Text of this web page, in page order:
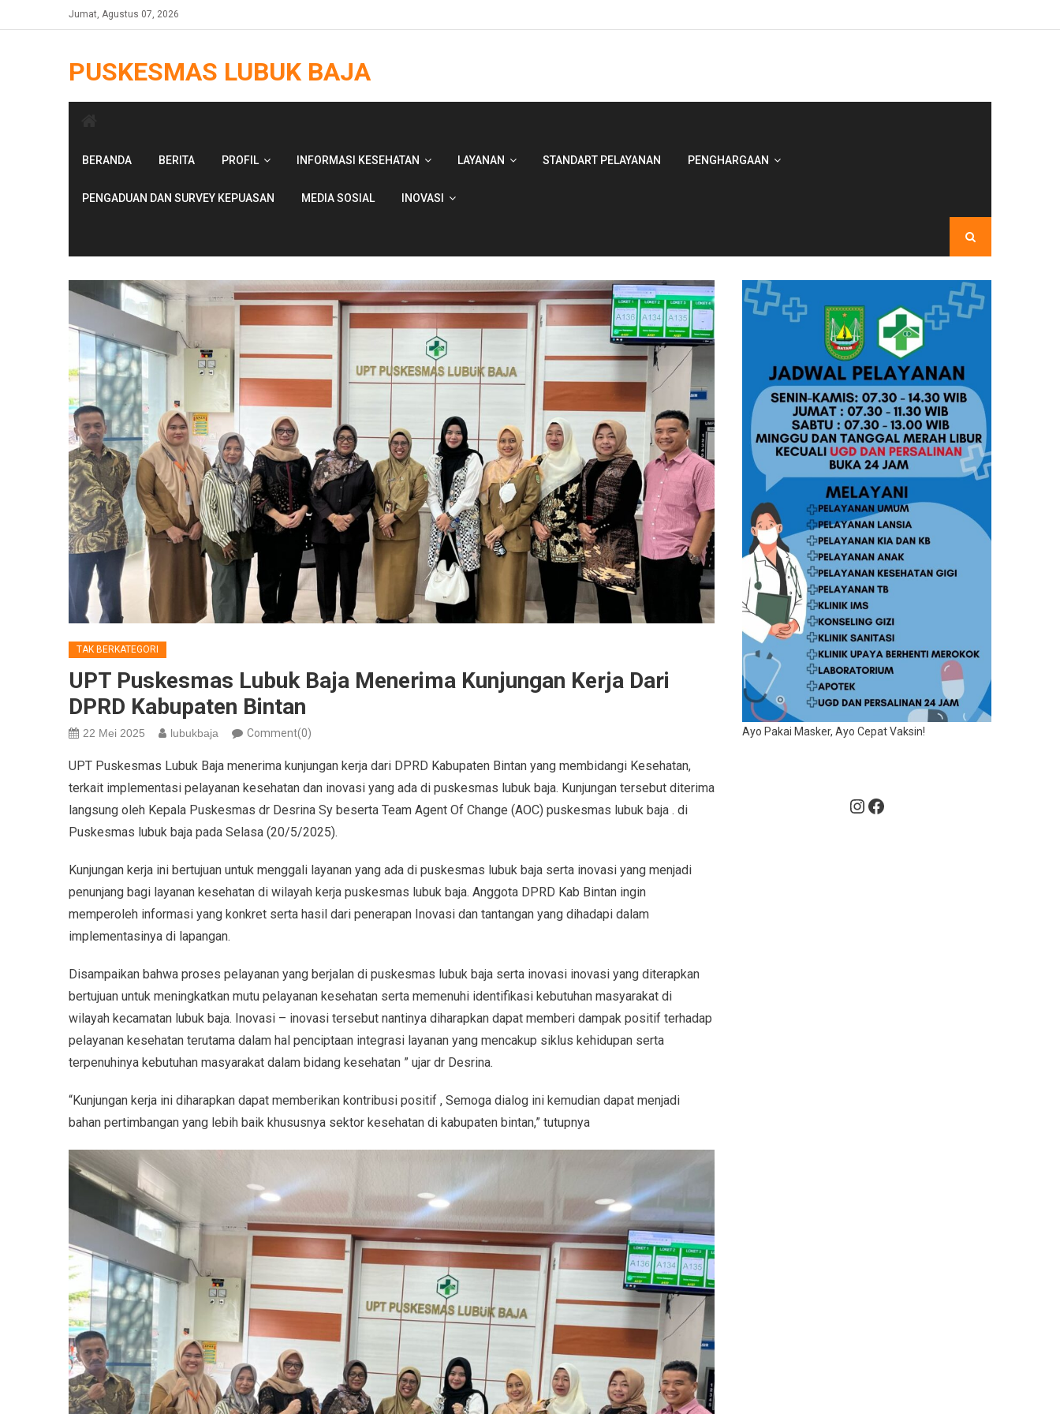
to
Jumat, Agustus 07, 2026
PUSKESMAS LUBUK BAJA
BERANDA BERITA PROFIL INFORMASI KESEHATAN LAYANAN STANDART PELAYANAN PENGHARGAAN
PENGADUAN DAN SURVEY KEPUASAN MEDIA SOSIAL INOVASI
TAK BERKATEGORI
UPT Puskesmas Lubuk Baja Menerima Kunjungan Kerja Dari
DPRD Kabupaten Bintan
22 Mei 2025 lubukbaja Comment(0)
UPT Puskesmas Lubuk Baja menerima kunjungan kerja dari DPRD Kabupaten Bintan yang membidangi Kesehatan,
terkait implementasi pelayanan kesehatan dan inovasi yang ada di puskesmas lubuk baja. Kunjungan tersebut diterima
langsung oleh Kepala Puskesmas dr Desrina Sy beserta Team Agent Of Change (AOC) puskesmas lubuk baja . di
Puskesmas lubuk baja pada Selasa (20/5/2025).
Kunjungan kerja ini bertujuan untuk menggali layanan yang ada di puskesmas lubuk baja serta inovasi yang menjadi
penunjang bagi layanan kesehatan di wilayah kerja puskesmas lubuk baja. Anggota DPRD Kab Bintan ingin
memperoleh informasi yang konkret serta hasil dari penerapan Inovasi dan tantangan yang dihadapi dalam
implementasinya di lapangan.
Disampaikan bahwa proses pelayanan yang berjalan di puskesmas lubuk baja serta inovasi inovasi yang diterapkan
bertujuan untuk meningkatkan mutu pelayanan kesehatan serta memenuhi identifikasi kebutuhan masyarakat di
wilayah kecamatan lubuk baja. Inovasi – inovasi tersebut nantinya diharapkan dapat memberi dampak positif terhadap
pelayanan kesehatan terutama dalam hal penciptaan integrasi layanan yang mencakup siklus kehidupan serta
terpenuhinya kebutuhan masyarakat dalam bidang kesehatan ” ujar dr Desrina.
“Kunjungan kerja ini diharapkan dapat memberikan kontribusi positif , Semoga dialog ini kemudian dapat menjadi
bahan pertimbangan yang lebih baik khususnya sektor kesehatan di kabupaten bintan,” tutupnya
Ayo Pakai Masker, Ayo Cepat Vaksin!
Instagram
Facebook